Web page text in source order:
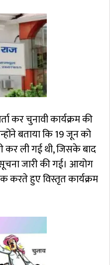
कर चुनावी कार्यक्रम की
बताया कि 19 जून को
कर ली गई थी, जिसके बाद
जारी की गई। आयोग
करते हुए विस्तृत कार्यक्रम